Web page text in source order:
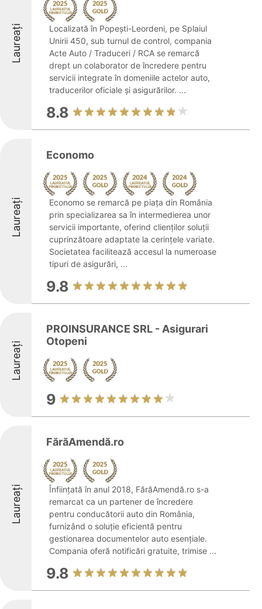
Laureați
Localizată în Popești-Leordeni, pe Splaiul
Unirii 450, sub turnul de control, compania
Acte Auto / Traduceri / RCA se remarcă
drept un colaborator de încredere pentru
servicii integrate în domeniile actelor auto,
traducerilor oficiale și asigurărilor. ...
8.8
Laureați
Economo
Economo se remarcă pe piața din România
prin specializarea sa în intermedierea unor
servicii importante, oferind clienților soluții
cuprinzătoare adaptate la cerințele variate.
Societatea facilitează accesul la numeroase
tipuri de asigurări, ...
9.8
Laureați
PROINSURANCE SRL - Asigurari
Otopeni
9
Laureați
FărăAmendă.ro
Înființată în anul 2018, FărăAmendă.ro s-a
remarcat ca un partener de încredere
pentru conducătorii auto din România,
furnizând o soluție eficientă pentru
gestionarea documentelor auto esențiale.
Compania oferă notificări gratuite, trimise ...
9.8